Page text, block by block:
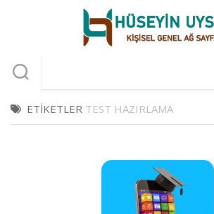
ETIKETLER TEST HAZIRLAMA